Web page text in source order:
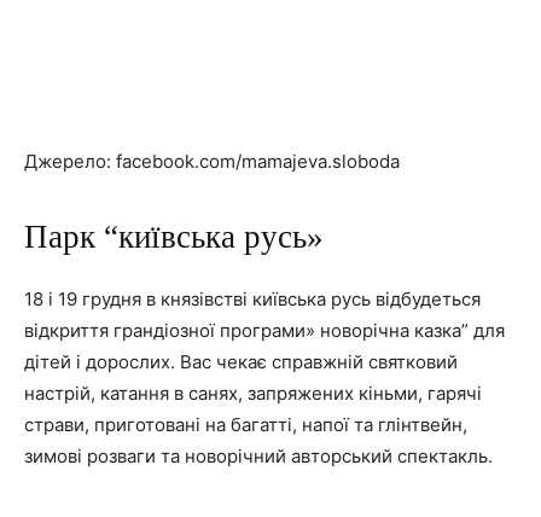
Джерело: facebook.com/mamajeva.sloboda
Парк “київська русь»
18 і 19 грудня в князівстві київська русь відбудеться
відкриття грандіозної програми» новорічна казка” для
дітей і дорослих. Вас чекає справжній святковий
настрій, катання в санях, запряжених кіньми, гарячі
страви, приготовані на багатті, напої та глінтвейн,
зимові розваги та новорічний авторський спектакль.